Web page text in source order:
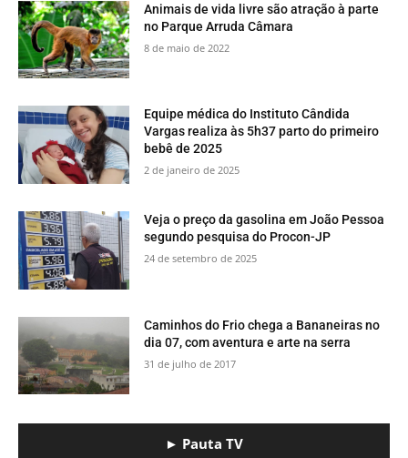
​Animais de vida livre são atração à parte
no Parque Arruda Câmara
8 de maio de 2022
Equipe médica do Instituto Cândida
Vargas realiza às 5h37 parto do primeiro
bebê de 2025
2 de janeiro de 2025
Veja o preço da gasolina em João Pessoa
segundo pesquisa do Procon-JP
24 de setembro de 2025
​Caminhos do Frio chega a Bananeiras no
dia 07, com aventura e arte na serra
31 de julho de 2017
► Pauta TV